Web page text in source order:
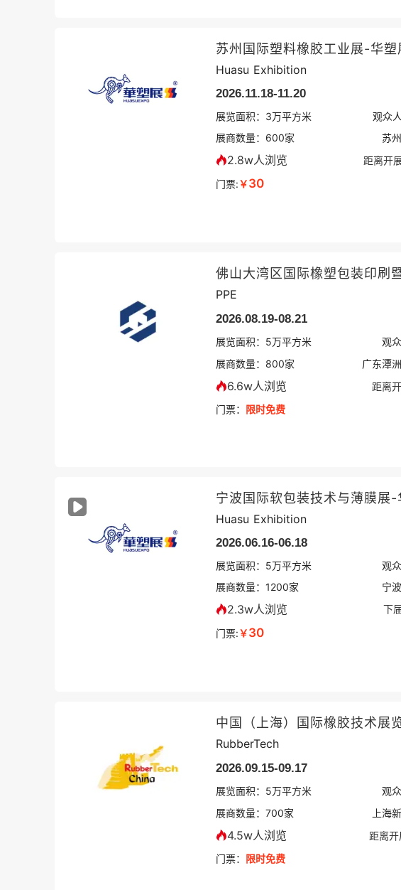
苏州国际塑料橡胶工业展-华塑
Huasu Exhibition
2026.11.18-11.20
展览面积： 3万平方米 观众
展商数量： 600家 苏
2.8w人浏览 距离开
门票:￥30
PPE
2026.08.19-08.21
展览面积： 5万平方米 观
展商数量： 800家 广东潭
6.6w人浏览 距离
门票： 限时免费
宁波国际软包装技术与薄膜展-
Huasu Exhibition
2026.06.16-06.18
展览面积： 5万平方米 观
展商数量： 1200家 宁
2.3w人浏览
下
门票:￥30
中国（上海）国际橡胶技术展
RubberTech
2026.09.15-09.17
展览面积： 5万平方米 观
展商数量： 700家 上海
4.5w人浏览 距离
门票： 限时免费